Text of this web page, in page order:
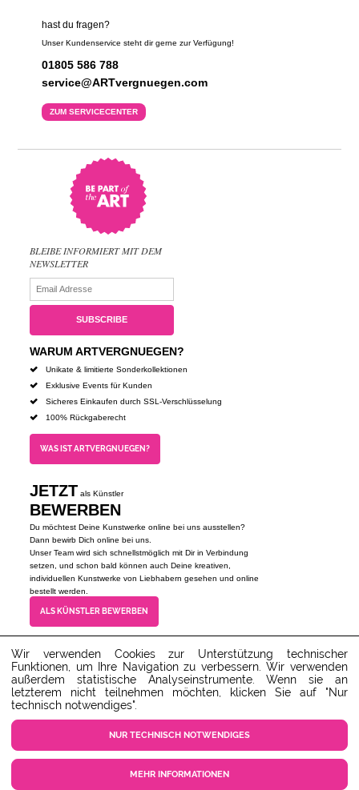
hast du fragen?
Unser Kundenservice steht dir gerne zur Verfügung!
01805 586 788
service@ARTvergnuegen.com
ZUM SERVICECENTER
BLEIBE INFORMIERT MIT DEM
NEWSLETTER
WARUM ARTVERGNUEGEN?
Unikate & limitierte Sonderkollektionen
Exklusive Events für Kunden
Sicheres Einkaufen durch SSL-Verschlüsselung
100% Rückgaberecht
WAS IST ARTVERGNUEGEN?
JETZT als Künstler
BEWERBEN
Du möchtest Deine Kunstwerke online bei uns ausstellen?
Dann bewirb Dich online bei uns.
Unser Team wird sich schnellstmöglich mit Dir in Verbindung
setzen, und schon bald können auch Deine kreativen,
individuellen Kunstwerke von Liebhabern gesehen und online
bestellt werden.
ALS KÜNSTLER BEWERBEN
Unser Kundenservice steht dir gerne zur Verfügung!
service@ARTvergnuegen.com
SERVICE-HOTLINE : 01805 586
788
Festnetz: max. 14 Cent/Min. -
Wir verwenden Cookies zur Unterstützung technischer
Funktionen, um Ihre Navigation zu verbessern. Wir verwenden
außerdem statistische Analyseinstrumente. Wenn sie an
letzterem nicht teilnehmen möchten, klicken Sie auf "Nur
technisch notwendiges".
NUR TECHNISCH NOTWENDIGES
MEHR INFORMATIONEN